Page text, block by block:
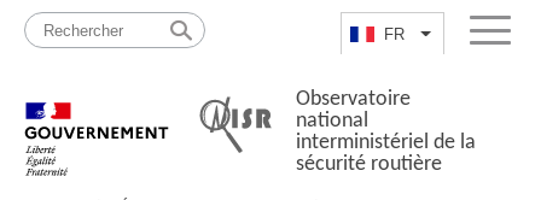
Passer
contenu
FR Lister lesMenu
Observatoire
national
interministériel de la
sécurité routière